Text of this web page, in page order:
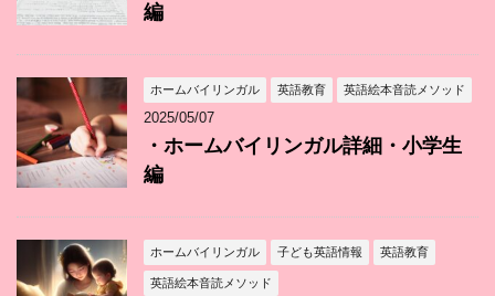
編
ホームバイリンガル 英語教育 英語絵本音読メソッド
2025/05/07
・ホームバイリンガル詳細・小学生
編
ホームバイリンガル 子ども英語情報 英語教育
英語絵本音読メソッド